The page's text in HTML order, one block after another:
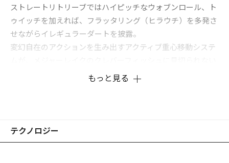
ストレートリトリーブではハイピッチなウォブンロール、ト
ゥイッチを加えれば、フラッタリング（ヒラウチ）を多発さ
せながらイレギュラーダートを披露。
変幻自在のアクションを生み出すアクティブ重心移動システ
リアクションゲームを展開。
もっと見る
テクノロジー